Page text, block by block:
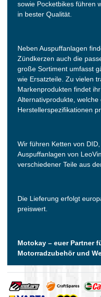
sowie Pocketbikes führen
in bester Qualität.
Neben Auspuffanlagen
Zündkerzen auch die
große Sortiment umfasst
wie Ersatzteile. Zu vielen
Markenprodukten findet
Alternativprodukte, welche
Herstellerspezifikationen
Wir führen Ketten von
Auspuffanlagen von
verschiedener Teile aus
Die Lieferung erfolgt
preiswert.
Motokay – euer Partner
Motorradzubehör und